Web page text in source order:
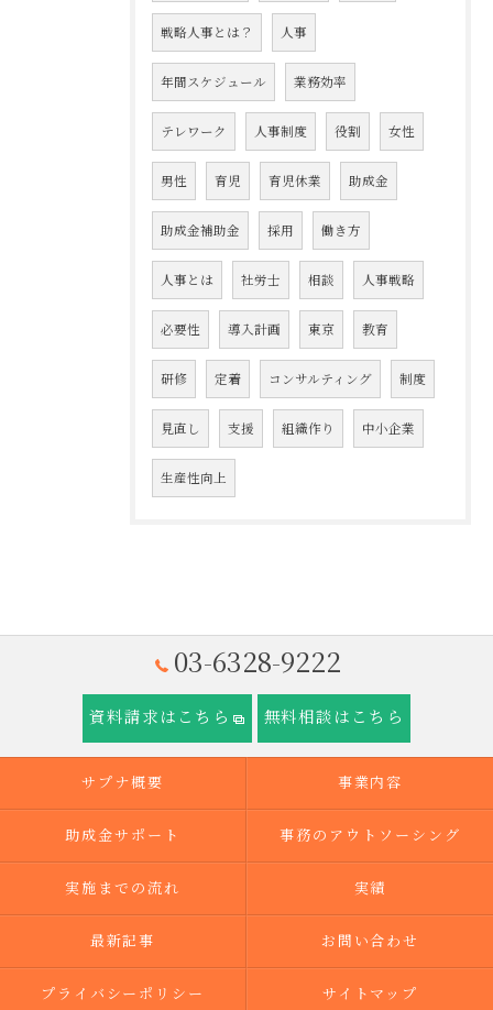
戦略人事とは？ 人事
年間スケジュール 業務効率
テレワーク 人事制度 役割 女性
男性 育児 育児休業 助成金
助成金補助金 採用 働き方
人事とは 社労士 相談 人事戦略
必要性 導入計画 東京 教育
研修 定着 コンサルティング 制度
見直し 支援 組織作り 中小企業
生産性向上
03-6328-9222
資料請求はこちら 無料相談はこちら
サプナ概要 事業内容
助成金サポート 事務のアウトソーシング
実施までの流れ 実績
最新記事 お問い合わせ
プライバシーポリシー サイトマップ